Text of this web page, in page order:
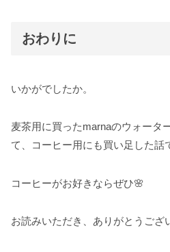
おわりに
いかがでしたか。
麦茶用に買ったmarnaのウォータ
て、コーヒー用にも買い足した話
コーヒーがお好きならぜひ🌸
お読みいただき、ありがとうござ